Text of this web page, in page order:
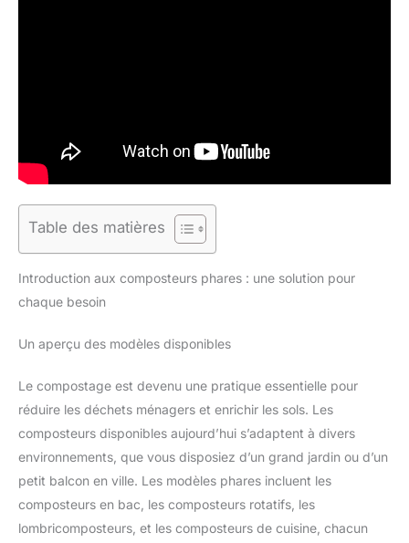
Table des matières
Introduction aux composteurs phares : une solution pour
chaque besoin
Un aperçu des modèles disponibles
Le compostage est devenu une pratique essentielle pour
réduire les déchets ménagers et enrichir les sols. Les
composteurs disponibles aujourd’hui s’adaptent à divers
environnements, que vous disposiez d’un grand jardin ou d’un
petit balcon en ville. Les modèles phares incluent les
composteurs en bac, les composteurs rotatifs, les
lombricomposteurs, et les composteurs de cuisine, chacun